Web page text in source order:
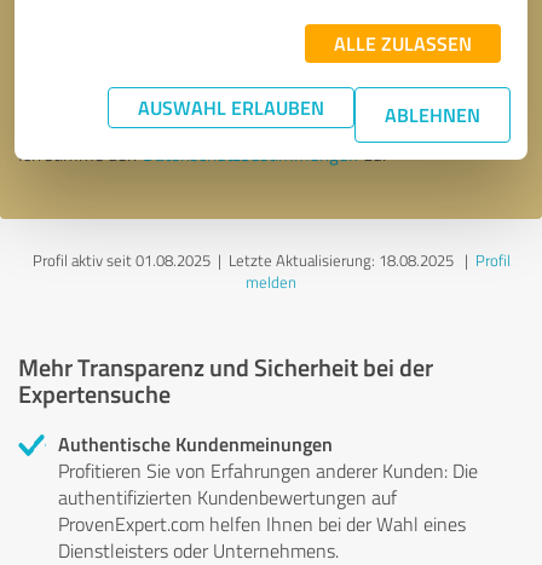
ALLE ZULASSEN
AUSWAHL ERLAUBEN ABLEHNEN
* Erforderliche Angaben
Nachricht senden
Ich stimme denDatenschutzbestimmungenzu.
Profil aktiv seit 01.08.2025 | Letzte Aktualisierung: 18.08.2025| Profil
melden
Mehr Transparenz und Sicherheit bei der
Expertensuche
Authentische Kundenmeinungen
Profitieren Sie von Erfahrungen anderer Kunden: Die
authentifizierten Kundenbewertungen auf
ProvenExpert.com helfen Ihnen bei der Wahl eines
Dienstleisters oder Unternehmens.